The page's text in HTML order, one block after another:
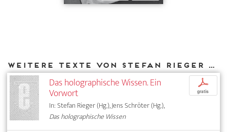
Weitere Texte von Stefan Rieger bei DIAPHANES
Das holographische Wissen. Ein
Vorwort
In: Stefan Rieger (Hg.), Jens Schröter (Hg.),
Das holographische Wissen
p
gratis